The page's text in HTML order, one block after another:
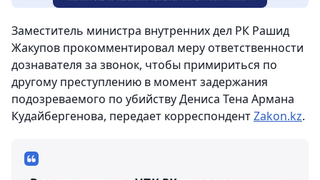
Заместитель министра внутренних дел РК Рашид
Жакупов прокомментировал меру ответственности
дознавателя за звонок, чтобы примириться по
другому преступлению в момент задержания
подозреваемого по убийству Дениса Тена Армана
Кудайбергенова, передает корреспондентZakon.kz.